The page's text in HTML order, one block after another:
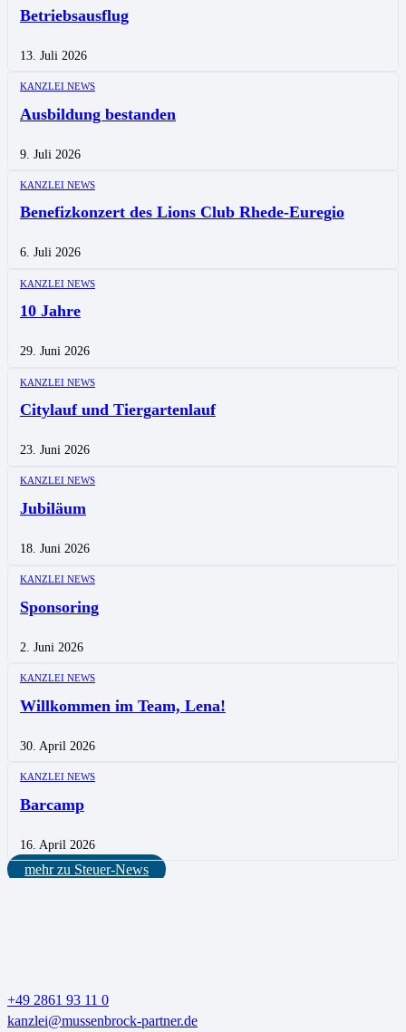
Betriebsausflug
13. Juli 2026
KANZLEI NEWS
Ausbildung bestanden
9. Juli 2026
KANZLEI NEWS
Benefizkonzert des Lions Club Rhede-Euregio
6. Juli 2026
KANZLEI NEWS
10 Jahre
29. Juni 2026
KANZLEI NEWS
Citylauf und Tiergartenlauf
23. Juni 2026
KANZLEI NEWS
Jubiläum
18. Juni 2026
KANZLEI NEWS
Sponsoring
2. Juni 2026
KANZLEI NEWS
Willkommen im Team, Lena!
30. April 2026
KANZLEI NEWS
Barcamp
16. April 2026
mehr zu Steuer-News
+49 2861 93 11 0
kanzlei@mussenbrock-partner.de